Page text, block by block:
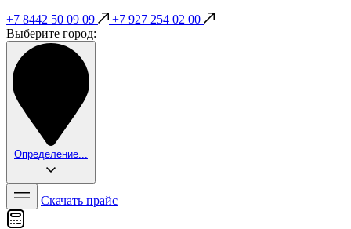
+7 8442 50 09 09
+7 927 254 02 00
Выберите город:
Определение...
Скачать прайс